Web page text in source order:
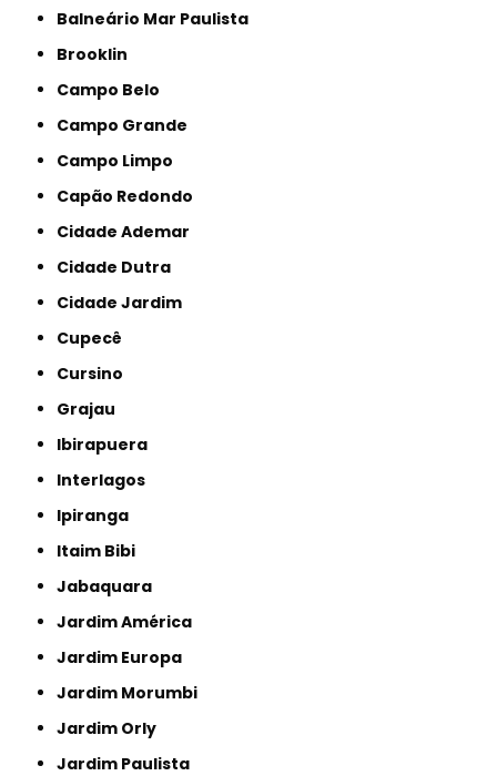
Balneário Mar Paulista
Brooklin
Campo Belo
Campo Grande
Campo Limpo
Capão Redondo
Cidade Ademar
Cidade Dutra
Cidade Jardim
Cupecê
Cursino
Grajau
Ibirapuera
Interlagos
Ipiranga
Itaim Bibi
Jabaquara
Jardim América
Jardim Europa
Jardim Morumbi
Jardim Orly
Jardim Paulista